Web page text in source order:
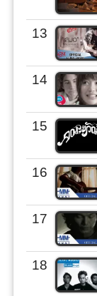
13
14
15
16
17
18